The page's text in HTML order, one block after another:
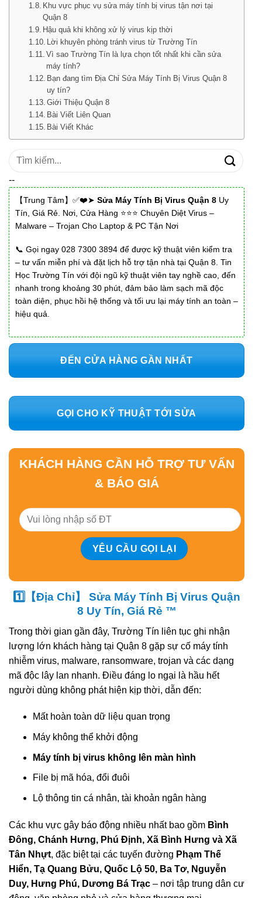
Khu vực phục vụ sửa máy tính bị virus tận nơi tại
Quận 8
Hậu quả khi không xử lý virus kịp thời
Lời khuyên phòng tránh virus từ Trường Tín
Vì sao Trường Tín là lựa chọn tốt nhất khi cần sửa
máy tính?
Bạn đang tìm Địa Chỉ Sửa Máy Tính Bị Virus Quận 8
uy tín?
Giới Thiệu Quận 8
Bài Viết Liên Quan
Bài Viết Khác
Tìm
--
【Trung Tâm】✅❤️➤ Sửa Máy Tính Bị Virus Quận 8 Uy
Tín, Giá Rẻ. Nơi, Cửa Hàng ⭐⭐⭐ Chuyên Diệt Virus –
Malware – Trojan Cho Laptop & PC Tận Nơi
📞 Gọi ngay 028 7300 3894 để được kỹ thuật viên kiểm tra
– tư vấn miễn phí và đặt lịch hỗ trợ tận nhà tại Quận 8. Tin
Học Trường Tín với đội ngũ kỹ thuật viên tay nghề cao, đến
nhanh trong khoảng 30 phút, đảm bảo làm sạch mã độc
toàn diện, phục hồi hệ thống và tối ưu lại máy tính an toàn –
hiệu quả.
ĐẾN CỬA HÀNG GẦN NHẤT
GỌI CHO KỸ THUẬT TỚI SỬA
KHÁCH HÀNG CẦN HỖ TRỢ TƯ VẤN
& BÁO GIÁ
1️⃣【Địa Chỉ】 Sửa Máy Tính Bị Virus Quận
8 Uy Tín, Giá Rẻ ™
Trong thời gian gần đây, Trường Tín liên tục ghi nhận
lượng lớn khách hàng tại Quận 8 gặp sự cố máy tính
nhiễm virus, malware, ransomware, trojan và các dạng
mã độc lây lan nhanh. Điều đáng lo ngại là hầu hết
người dùng không phát hiện kịp thời, dẫn đến:
Mất hoàn toàn dữ liệu quan trọng
Máy không thể khởi động
Máy tính bị virus không lên màn hình
File bị mã hóa, đổi đuôi
Lộ thông tin cá nhân, tài khoản ngân hàng
Các khu vực gây báo động nhiều nhất bao gồm Bình
Đông, Chánh Hưng, Phú Định, Xã Bình Hưng và Xã
Tân Nhựt, đặc biệt tại các tuyến đường Phạm Thế
Hiển, Tạ Quang Bửu, Quốc Lộ 50, Ba Tơ, Nguyễn
Duy, Hưng Phú, Dương Bá Trạc – nơi tập trung dân cư